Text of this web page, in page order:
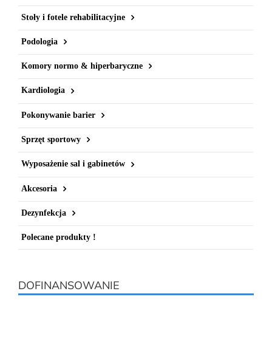
Stoły i fotele rehabilitacyjne
Podologia
Komory normo & hiperbaryczne
Kardiologia
Pokonywanie barier
Sprzęt sportowy
Wyposażenie sal i gabinetów
Akcesoria
Dezynfekcja
Polecane produkty !
DOFINANSOWANIE